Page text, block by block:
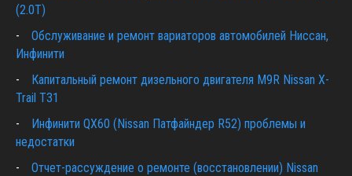
(2.0T)
Обслуживание и ремонт вариаторов автомобилей Ниссан,
Инфинити
Капитальный ремонт дизельного двигателя M9R Nissan X-
Trail T31
Инфинити QX60 (Nissan Патфайндер R52) проблемы и
недостатки
Отчет-рассуждение о ремонте (восстановлении) Nissan